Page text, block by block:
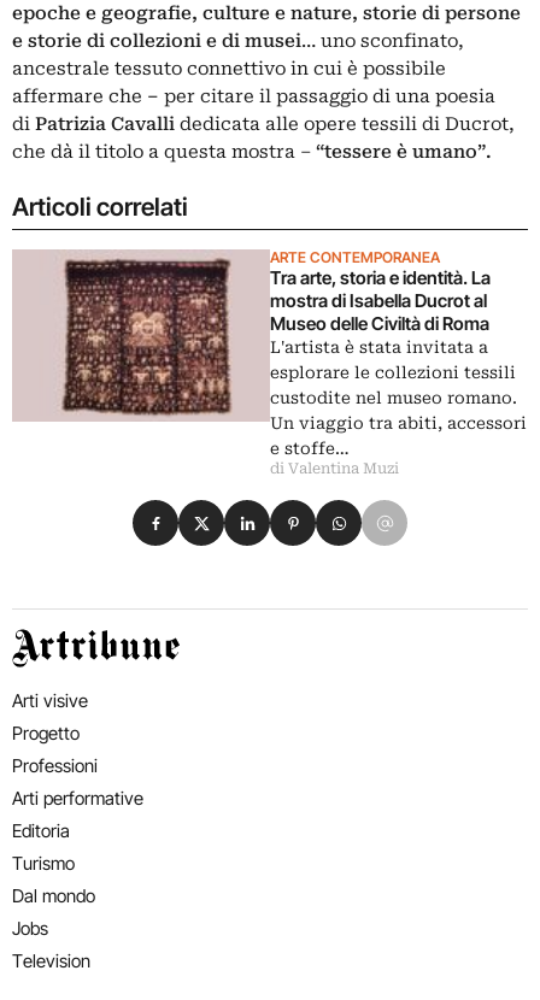
epoche e geografie, culture e nature, storie di persone
e storie di collezioni e di musei… uno sconfinato,
ancestrale tessuto connettivo in cui è possibile
affermare che – per citare il passaggio di una poesia
di Patrizia Cavalli dedicata alle opere tessili di Ducrot,
che dà il titolo a questa mostra – “tessere è umano”.
Articoli correlati
ARTE CONTEMPORANEA
Tra arte, storia e identità. La
mostra di Isabella Ducrot al
Museo delle Civiltà di Roma
L'artista è stata invitata a
esplorare le collezioni tessili
custodite nel museo romano.
Un viaggio tra abiti, accessori
e stoffe…
di Valentina Muzi
Condividi su Facebook
Condividi su X
Condividi su LinkedIn
Condividi su Pinterest
Condividi su WhatsApp
Condividi su Email
Artribune
Arti visive
Progetto
Professioni
Arti performative
Editoria
Turismo
Dal mondo
Jobs
Television